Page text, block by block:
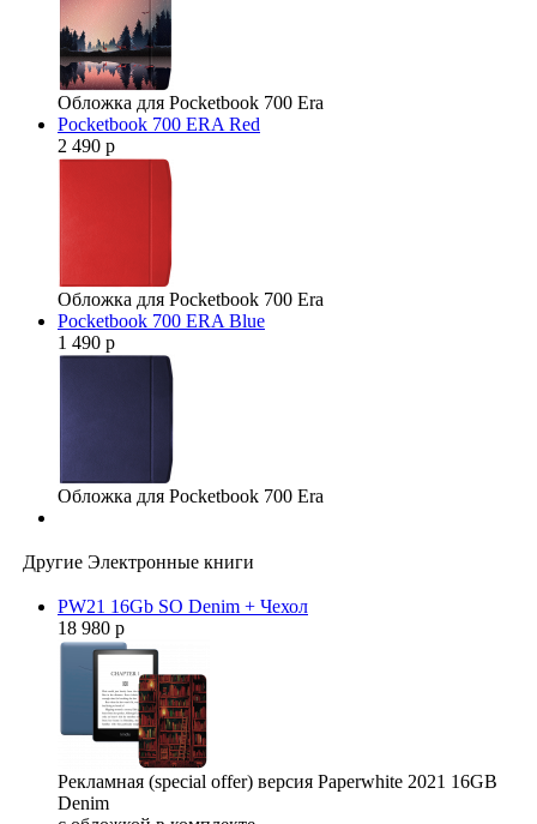
Обложка для Pocketbook 700 Era
Pocketbook 700 ERA Red
2 490 р
Обложка для Pocketbook 700 Era
Pocketbook 700 ERA Blue
1 490 р
Обложка для Pocketbook 700 Era
Другие Электронные книги
PW21 16Gb SO Denim + Чехол
18 980 р
Рекламная (special offer) версия Paperwhite 2021 16GB
Denim